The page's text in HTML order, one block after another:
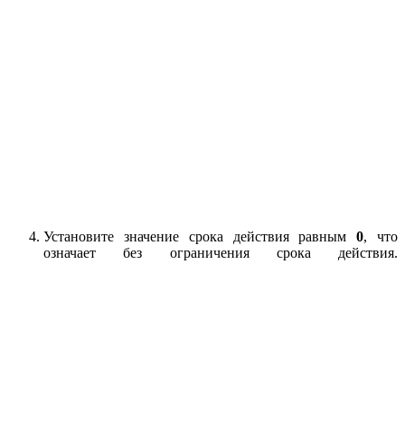
Установите значение срока действия равным0, что
означает без ограничения срока действия.